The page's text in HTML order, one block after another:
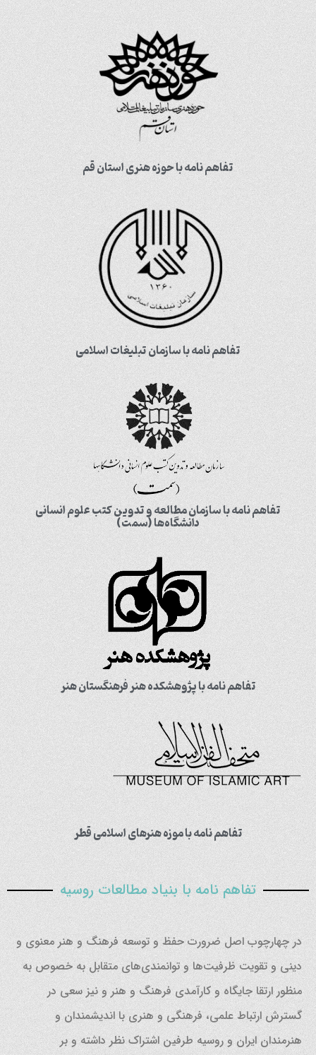
تفاهم نامه با حوزه هنری استان قم
تفاهم نامه با سازمان تبلیغات اسلامی
تفاهم نامه با سازمان مطالعه و تدوین کتب علوم انسانی
دانشگاه‌ها (سمت)
تفاهم نامه با پژوهشکده هنر فرهنگستان هنر
تفاهم نامه با موزه هنرهای اسلامی قطر
تفاهم نامه با بنیاد مطالعات روسیه
در چهارچوب اصل ضرورت حفظ و توسعه فرهنگ و هنر معنوی و
دینی و تقویت ظرفیت‌ها و توانمندی‌های متقابل به خصوص به
منظور ارتقا جایگاه و کارآمدی فرهنگ و هنر و نیز سعی در
گسترش ارتباط علمی‌، فرهنگی و هنری با اندیشمندان و
هنرمندان ایران و روسیه طرفین اشتراک نظر داشته و بر